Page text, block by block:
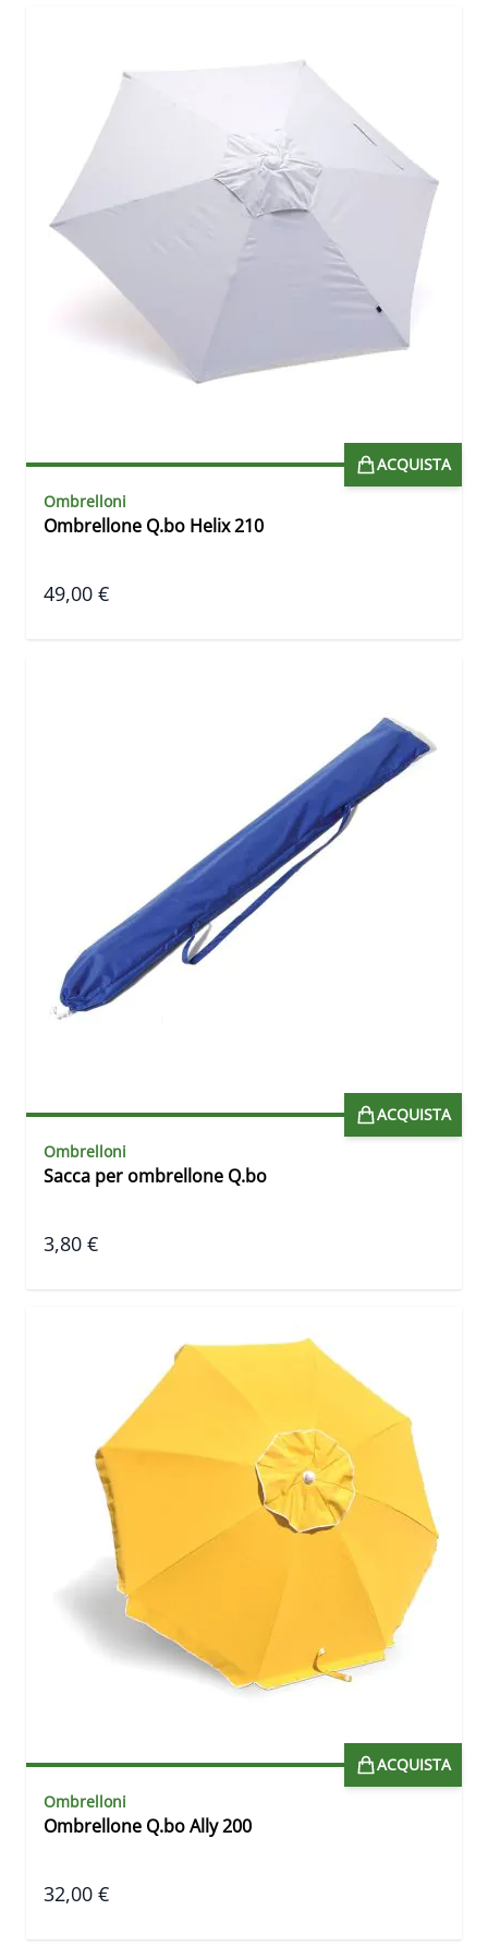
ACQUISTA
Ombrelloni
Ombrellone Q.bo Helix 210
49,00 €
ACQUISTA
Ombrelloni
Sacca per ombrellone Q.bo
3,80 €
ACQUISTA
Ombrelloni
Ombrellone Q.bo Ally 200
32,00 €